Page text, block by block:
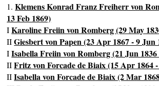
1.Klemens Konrad Franz Freiherr von
13 Feb 1869)
IKaroline Freiin von Romberg (29 May
IIGiesbert von Papen (23 Apr 1867 - 9 Jun
IIsabella Freiin von Romberg (21 Jun 1836
IIFritz von Forcade de Biaix (15 Apr 1864
IIIsabella von Forcade de Biaix (2 Mar